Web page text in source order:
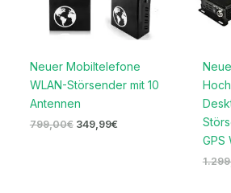
Neuer Mobiltelefone
WLAN-Störsender mit 10
Antennen
799,00€ 349,99€
GPS